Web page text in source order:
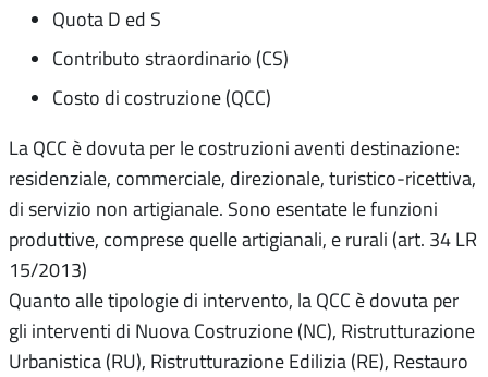
Quota D ed S
Contributo straordinario (CS)
Costo di costruzione (QCC)
La QCC è dovuta per le costruzioni aventi destinazione:
residenziale, commerciale, direzionale, turistico-ricettiva,
di servizio non artigianale. Sono esentate le funzioni
produttive, comprese quelle artigianali, e rurali (art. 34 LR
15/2013)
Quanto alle tipologie di intervento, la QCC è dovuta per
gli interventi di Nuova Costruzione (NC), Ristrutturazione
Urbanistica (RU), Ristrutturazione Edilizia (RE), Restauro